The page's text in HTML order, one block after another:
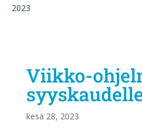
2023
Viikko-
kesä 28, 2023